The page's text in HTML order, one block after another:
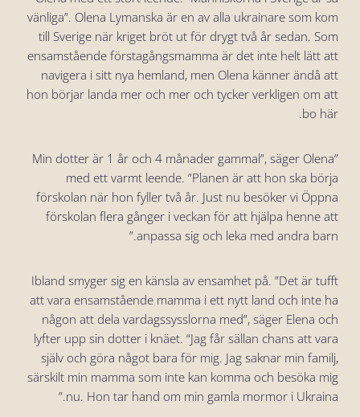
vänliga”. Olena Lymanska är en av alla ukrainare som kom
till Sverige när kriget bröt ut för drygt två år sedan. Som
ensamstående förstagångsmamma är det inte helt lätt att
navigera i sitt nya hemland, men Olena känner ändå att
hon börjar landa mer och mer och tycker verkligen om att
bo här.
”Min dotter är 1 år och 4 månader gammal”, säger Olena
med ett varmt leende. ”Planen är att hon ska börja
förskolan när hon fyller två år. Just nu besöker vi Öppna
förskolan flera gånger i veckan för att hjälpa henne att
anpassa sig och leka med andra barn.”
Ibland smyger sig en känsla av ensamhet på. ”Det är tufft
att vara ensamstående mamma i ett nytt land och inte ha
någon att dela vardagssysslorna med”, säger Elena och
lyfter upp sin dotter i knäet. “Jag får sällan chans att vara
själv och göra något bara för mig. Jag saknar min familj,
särskilt min mamma som inte kan komma och besöka mig
nu. Hon tar hand om min gamla mormor i Ukraina.”